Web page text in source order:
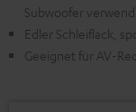
Subwoofer
Edler Schleiflack,
Geeignet für AV-